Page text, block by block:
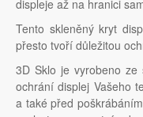
displeje až na hranici
Tento skleněný kryt
přesto tvoří důležitou
3D Sklo je vyrobeno ze
ochrání displej Vašeho
a také před